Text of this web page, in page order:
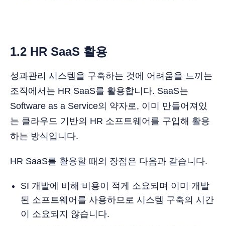
1.2 HR SaaS 활용
성과관리 시스템을 구축하는 것에 어려움을 느끼는
조직에서는 HR SaaS를 활용합니다. SaaS는
Software as a Service의 약자로, 이미 만들어져있
는 클라우드 기반의 HR 소프트웨어를 구입해 활용
하는 방식입니다.
HR SaaS를 활용할 때의 장점은 다음과 같습니다.
SI 개발에 비해 비용이 적게 소요되며 이미 개발
된 소프트웨어를 사용하므로 시스템 구축의 시간
이 소요되지 않습니다.